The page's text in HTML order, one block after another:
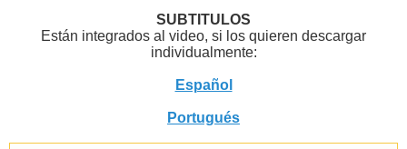
SUBTITULOS
Están integrados al video, si los quieren descargar
individualmente:
Español
Portugués